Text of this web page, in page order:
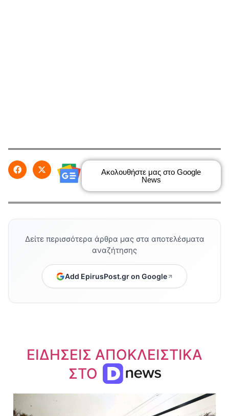
Ακολουθήστε μας στο Google
News
Δείτε περισσότερα άρθρα μας στα αποτελέσματα
αναζήτησης
Add EpirusPost.gr on Google
ΕΙΔΗΣΕΙΣ ΑΠΟΚΛΕΙΣΤΙΚΑ
ΣΤΟ